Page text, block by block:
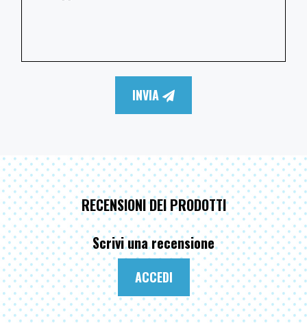
INVIA
RECENSIONI DEI PRODOTTI
Scrivi una recensione
ACCEDI